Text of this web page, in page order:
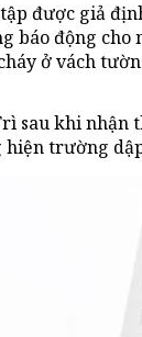
được giả
báo động
ở vách
sau khi nhận
hiện trường